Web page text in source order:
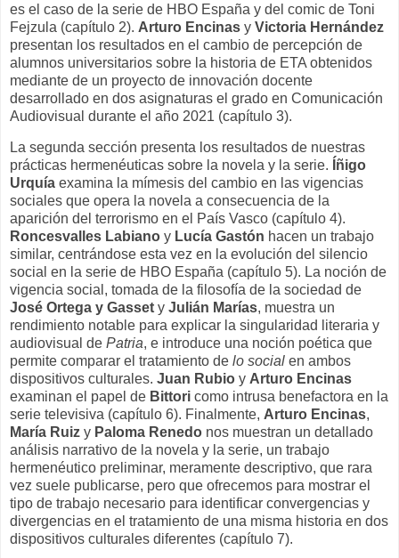
es el caso de la serie de HBO España y del comic de Toni
Fejzula (capítulo 2). Arturo Encinas y Victoria Hernández
presentan los resultados en el cambio de percepción de
alumnos universitarios sobre la historia de ETA obtenidos
mediante de un proyecto de innovación docente
desarrollado en dos asignaturas el grado en Comunicación
Audiovisual durante el año 2021 (capítulo 3).
La segunda sección presenta los resultados de nuestras
prácticas hermenéuticas sobre la novela y la serie. Íñigo
Urquía examina la mímesis del cambio en las vigencias
sociales que opera la novela a consecuencia de la
aparición del terrorismo en el País Vasco (capítulo 4).
Roncesvalles Labiano y Lucía Gastón hacen un trabajo
similar, centrándose esta vez en la evolución del silencio
social en la serie de HBO España (capítulo 5). La noción de
vigencia social, tomada de la filosofía de la sociedad de
José Ortega y Gasset y Julián Marías, muestra un
rendimiento notable para explicar la singularidad literaria y
audiovisual de Patria, e introduce una noción poética que
permite comparar el tratamiento de lo social en ambos
dispositivos culturales. Juan Rubio y Arturo Encinas
examinan el papel de Bittori como intrusa benefactora en la
serie televisiva (capítulo 6). Finalmente, Arturo Encinas,
María Ruiz y Paloma Renedo nos muestran un detallado
análisis narrativo de la novela y la serie, un trabajo
hermenéutico preliminar, meramente descriptivo, que rara
vez suele publicarse, pero que ofrecemos para mostrar el
tipo de trabajo necesario para identificar convergencias y
divergencias en el tratamiento de una misma historia en dos
dispositivos culturales diferentes (capítulo 7).